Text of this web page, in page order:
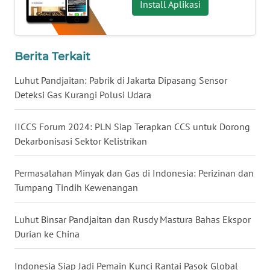
Install Aplikasi
Berita Terkait
Luhut Pandjaitan: Pabrik di Jakarta Dipasang Sensor
Deteksi Gas Kurangi Polusi Udara
IICCS Forum 2024: PLN Siap Terapkan CCS untuk Dorong
Dekarbonisasi Sektor Kelistrikan
Permasalahan Minyak dan Gas di Indonesia: Perizinan dan
Tumpang Tindih Kewenangan
Luhut Binsar Pandjaitan dan Rusdy Mastura Bahas Ekspor
Durian ke China
Indonesia Siap Jadi Pemain Kunci Rantai Pasok Global
WN
WN
SUMBAR
WN
WN
WN